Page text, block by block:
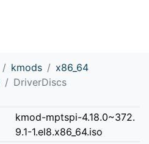
kmods
x86_64
DriverDiscs
kmod-mptspi-4.18.0~372.
9.1-1.el8.x86_64.iso